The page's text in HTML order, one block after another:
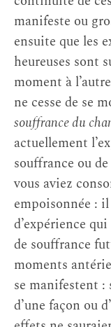
manifeste ou
ensuite que les
heureuses sont
moment à
ne cesse de se
souffrance du
actuellement
souffrance ou
vous aviez
empoisonnée :
d’expérience
de souffrance
moments
se manifestent
d’une façon ou